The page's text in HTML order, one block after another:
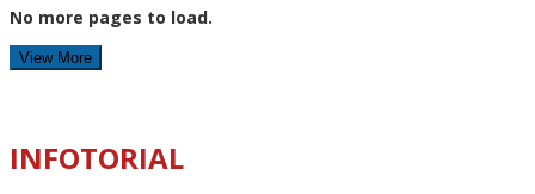
No more pages to load.
View More
INFOTORIAL